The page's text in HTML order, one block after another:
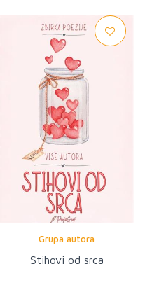
Grupa autora
Stihovi od srca